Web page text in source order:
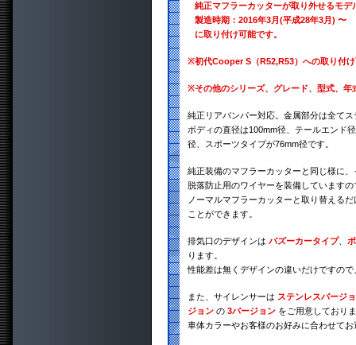
純正マフラーカッターが取り外せるモデ
製造時期：2016年3月(平成28年3月) 〜
に取り付け可能です。
※初代Cooper S（R52,R53）への取り付
※その他のシリーズ、グレード、型式、
純正リアバンパー対応。金属部分は全て
ボディの直径は100mm径、テールエンド
径、スポーツタイプが76mm径です。
純正装備のマフラーカッターと同じ様に
脱落防止用のワイヤーを装備しています
ノーマルマフラーカッターと取り替える
ことができます。
排気口のデザインは バズーカータイプ、
ります。
性能差は無くデザインの違いだけですの
また、サイレンサーは ステンレスバージ
ジョン の 3バージョン をご用意しており
車体カラーやお客様のお好みに合わせて